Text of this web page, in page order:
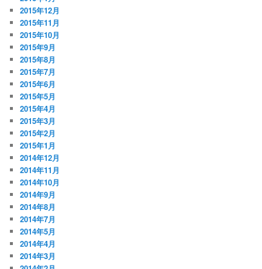
2015年12月
2015年11月
2015年10月
2015年9月
2015年8月
2015年7月
2015年6月
2015年5月
2015年4月
2015年3月
2015年2月
2015年1月
2014年12月
2014年11月
2014年10月
2014年9月
2014年8月
2014年7月
2014年5月
2014年4月
2014年3月